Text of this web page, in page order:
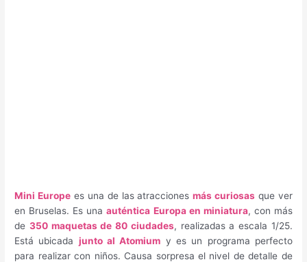
Mini Europees una de las atraccionesmás curiosas que ver
en Bruselas. Es unaauténtica Europa en miniatura, con más
de 350 maquetas de 80 ciudades, realizadas a escala 1/25.
Está ubicada junto al Atomium y es un programa perfecto
para realizar con niños. Causa sorpresa el nivel de detalle de